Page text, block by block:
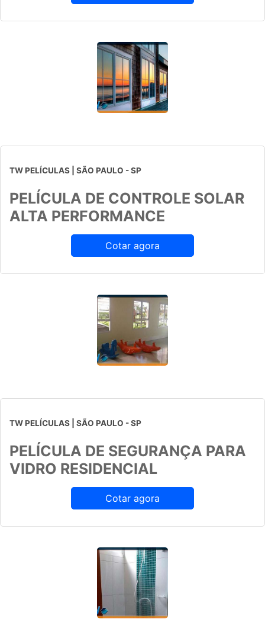
TW PELÍCULAS | SÃO PAULO - SP
PELÍCULA DE CONTROLE SOLAR
ALTA PERFORMANCE
Cotar agora
TW PELÍCULAS | SÃO PAULO - SP
PELÍCULA DE SEGURANÇA PARA
VIDRO RESIDENCIAL
Cotar agora